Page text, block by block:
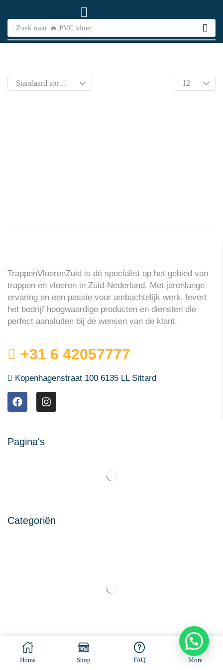
Zoek naar 🔥 PVC vloer
Home Shop FAQ More
TrappenVloerenZuid is dé specialist op het gebied van
trappen en vloeren in Zuid-Nederland. Met jarenlange
ervaring en een passie voor ambachtelijk werk, levert
het bedrijf hoogwaardige producten en diensten die
perfect aansluiten bij de wensen van de klant.
+31 6 42057777
Kopenhagenstraat 100 6135 LL Sittard
Pagina's
Categoriën
© All rights reserved. Made by Ramaekers-Consultancy